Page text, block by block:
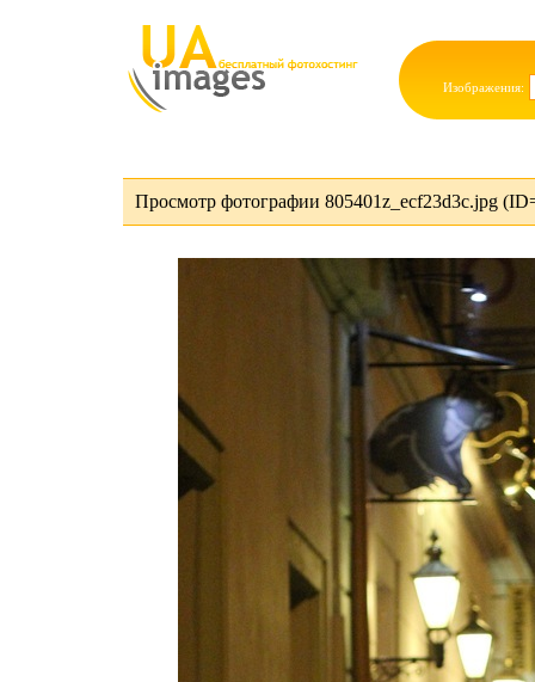
Изображения:
Просмотр фотографии 805401z_ecf23d3c.jpg